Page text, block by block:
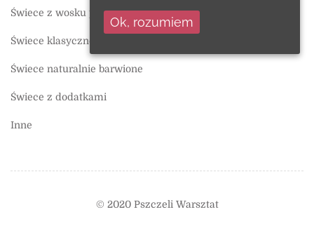
Świece z wosku pszczelego
Świece klasyczne
Świece naturalnie barwione
Świece z dodatkami
Inne
Koszyk
© 2020 Pszczeli Warsztat
Ok, rozumiem